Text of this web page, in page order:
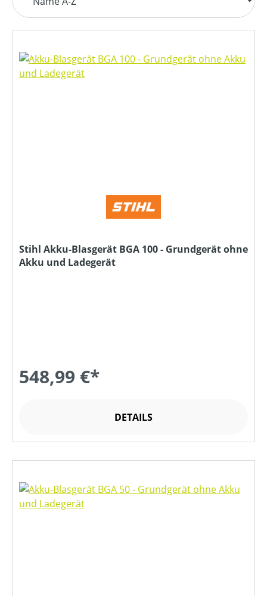
Stihl Akku-Blasgerät BGA 100 - Grundgerät ohne
Akku und Ladegerät
548,99 €*
DETAILS